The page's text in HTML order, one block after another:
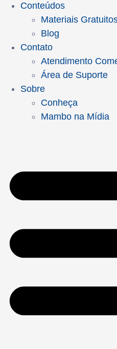
Conteúdos
Materiais
Blog
Contato
Atendimento
Área de Suporte
Sobre
Conheça
Mambo na Mídia